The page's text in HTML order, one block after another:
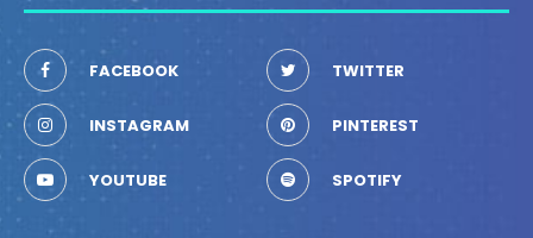
FACEBOOK TWITTER
INSTAGRAM PINTEREST
YOUTUBE SPOTIFY